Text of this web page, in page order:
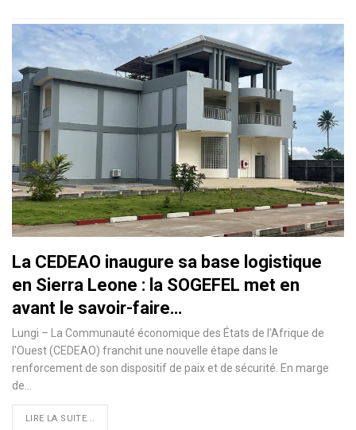
La CEDEAO inaugure sa base logistique
en Sierra Leone : la SOGEFEL met en
avant le savoir-faire…
Lungi – La Communauté économique des États de l'Afrique de
l'Ouest (CEDEAO) franchit une nouvelle étape dans le
renforcement de son dispositif de paix et de sécurité. En marge
de…
LIRE LA SUITE...